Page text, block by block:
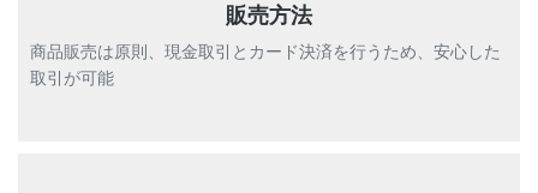
販売方法
商品販売は原則、現金取引とカード決済を行うため、安心した
取引が可能